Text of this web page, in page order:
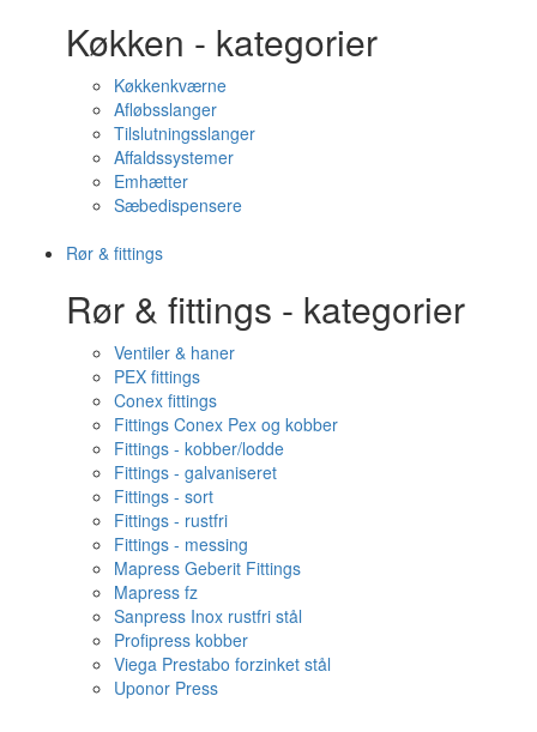
Køkken - kategorier
Køkkenkværne
Afløbsslanger
Tilslutningsslanger
Affaldssystemer
Emhætter
Sæbedispensere
Rør & fittings
Rør & fittings - kategorier
Ventiler & haner
PEX fittings
Conex fittings
Fittings Conex Pex og kobber
Fittings - kobber/lodde
Fittings - galvaniseret
Fittings - sort
Fittings - rustfri
Fittings - messing
Mapress Geberit Fittings
Mapress fz
Sanpress Inox rustfri stål
Profipress kobber
Viega Prestabo forzinket stål
Uponor Press